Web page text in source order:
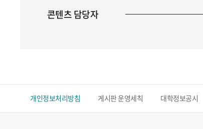
콘텐츠 담당자
개인정보처리방침 게시판 운영세칙 대학정보공시